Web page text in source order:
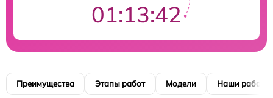
01:13:41
Преимущества Этапы работ Модели Наши работы